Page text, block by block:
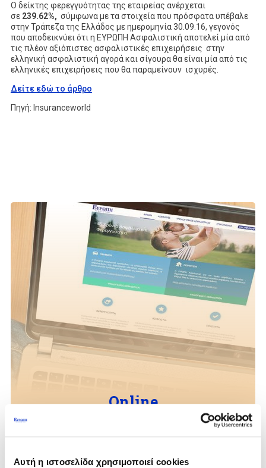
Αυτή η ιστοσελίδα χρησιμοποιεί cookies
Ο δείκτης φερεγγυότητας της εταιρείας ανέρχεται
σε 239.62%, σύμφωνα με τα στοιχεία που πρόσφατα υπέβαλε
στην Τράπεζα της Ελλάδος με ημερομηνία 30.09.16, γεγονός
που αποδεικνύει ότι η ΕΥΡΩΠΗ Ασφαλιστική αποτελεί μία από
τις πλέον αξιόπιστες ασφαλιστικές επιχειρήσεις στην
ελληνική ασφαλιστική αγορά και σίγουρα θα είναι μία από τις
ελληνικές επιχειρήσεις που θα παραμείνουν ισχυρές.
Δείτε εδώ το άρθρο
Πηγή: Insuranceworld
Online
Νοσοκομειακή Κάλυψη; Επιλέξτε online το